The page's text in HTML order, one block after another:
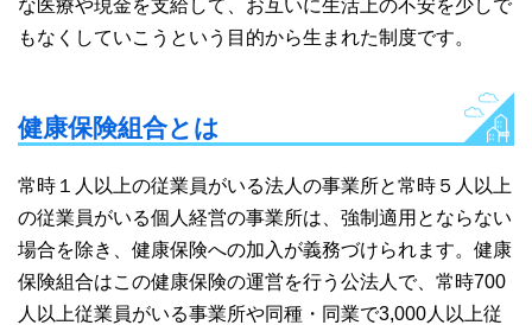
な医療や現金を支給して、お互いに生活上の不安を少しで
もなくしていこうという目的から生まれた制度です。
健康保険組合とは
常時１人以上の従業員がいる法人の事業所と常時５人以上
の従業員がいる個人経営の事業所は、強制適用とならない
場合を除き、健康保険への加入が義務づけられます。健康
保険組合はこの健康保険の運営を行う公法人で、常時700
人以上従業員がいる事業所や同種・同業で3,000人以上従